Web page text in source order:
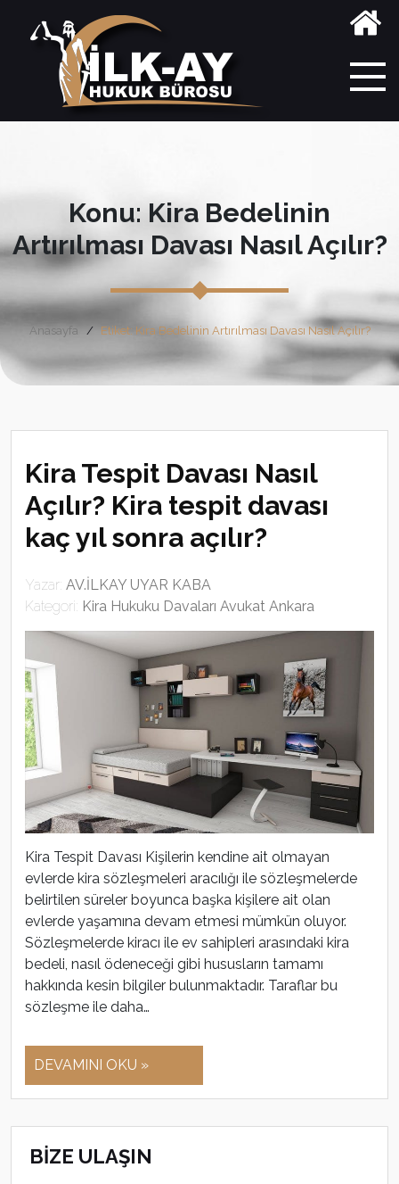
Konu: Kira Bedelinin
Artırılması Davası Nasıl Açılır?
Anasayfa Etiket: Kira Bedelinin Artırılması Davası Nasıl Açılır?
Kira Tespit Davası Nasıl
Açılır? Kira tespit davası
kaç yıl sonra açılır?
Yazar: AV.İLKAY UYAR KABA
Kategori: Kira Hukuku Davaları Avukat Ankara
Kira Tespit Davası Kişilerin kendine ait olmayan
evlerde kira sözleşmeleri aracılığı ile sözleşmelerde
belirtilen süreler boyunca başka kişilere ait olan
evlerde yaşamına devam etmesi mümkün oluyor.
Sözleşmelerde kiracı ile ev sahipleri arasındaki kira
bedeli, nasıl ödeneceği gibi hususların tamamı
hakkında kesin bilgiler bulunmaktadır. Taraflar bu
sözleşme ile daha…
DEVAMINI OKU »
BİZE ULAŞIN